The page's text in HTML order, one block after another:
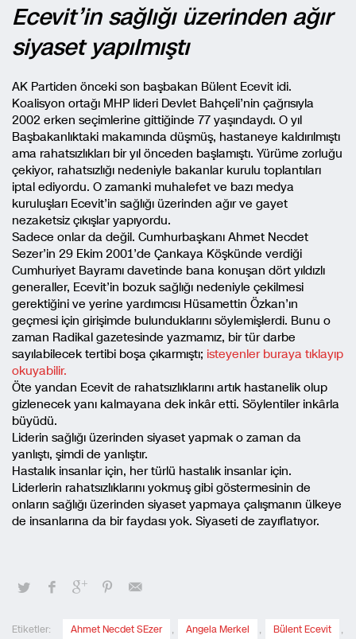
Ecevit’in sağlığı üzerinden ağır
siyaset yapılmıştı
AK Partiden önceki son başbakan Bülent Ecevit idi.
Koalisyon ortağı MHP lideri Devlet Bahçeli’nin çağrısıyla
2002 erken seçimlerine gittiğinde 77 yaşındaydı. O yıl
Başbakanlıktaki makamında düşmüş, hastaneye kaldırılmıştı
ama rahatsızlıkları bir yıl önceden başlamıştı. Yürüme zorluğu
çekiyor, rahatsızlığı nedeniyle bakanlar kurulu toplantıları
iptal ediyordu. O zamanki muhalefet ve bazı medya
kuruluşları Ecevit’in sağlığı üzerinden ağır ve gayet
nezaketsiz çıkışlar yapıyordu.
Sadece onlar da değil. Cumhurbaşkanı Ahmet Necdet
Sezer’in 29 Ekim 2001’de Çankaya Köşkünde verdiği
Cumhuriyet Bayramı davetinde bana konuşan dört yıldızlı
generaller, Ecevit’in bozuk sağlığı nedeniyle çekilmesi
gerektiğini ve yerine yardımcısı Hüsamettin Özkan’ın
geçmesi için girişimde bulunduklarını söylemişlerdi. Bunu o
zaman Radikal gazetesinde yazmamız, bir tür darbe
sayılabilecek tertibi boşa çıkarmıştı; isteyenler buraya tıklayıp
okuyabilir.
Öte yandan Ecevit de rahatsızlıklarını artık hastanelik olup
gizlenecek yanı kalmayana dek inkâr etti. Söylentiler inkârla
büyüdü.
Liderin sağlığı üzerinden siyaset yapmak o zaman da
yanlıştı, şimdi de yanlıştır.
Hastalık insanlar için, her türlü hastalık insanlar için.
Liderlerin rahatsızlıklarını yokmuş gibi göstermesinin de
onların sağlığı üzerinden siyaset yapmaya çalışmanın ülkeye
de insanlarına da bir faydası yok. Siyaseti de zayıflatıyor.
Etiketler: Ahmet Necdet SEzer , Angela Merkel , Bülent Ecevit ,